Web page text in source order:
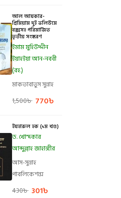
আল আযকার-
প্রিমিয়াম দুই ভলিউমে
বক্সসহ পরিমার্জিত
তৃতীয় সংস্করণ
ইমাম মুহিউদ্দীন
ইয়াহইয়া আন-নববী
(রহ.)
মাকতাবাতুস সুন্নাহ
1,500৳ 770৳
ইযহারুল হক (১ম খণ্ড)
ড. খোন্দকার
আব্দুল্লাহ জাহাঙ্গীর
আস-সুন্নাহ
পাবলিকেশন্স
430৳ 301৳